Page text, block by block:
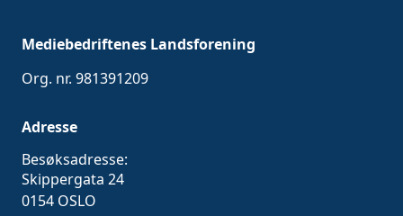
Mediebedriftenes Landsforening
Org. nr. 981391209
Adresse
Besøksadresse:
Skippergata 24
0154 OSLO